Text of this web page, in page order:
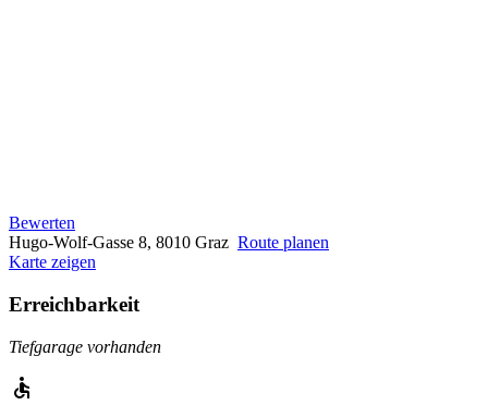
Bewerten
Hugo-Wolf-Gasse 8, 8010 Graz Route planen
Karte zeigen
Erreichbarkeit
Tiefgarage vorhanden